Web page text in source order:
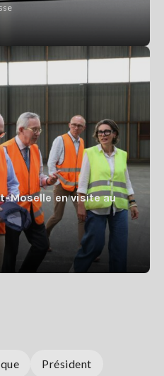
Moselle en visite au
Président